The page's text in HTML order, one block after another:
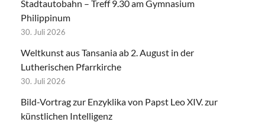
Stadtautobahn – Treff 9.30 am Gymnasium
Philippinum
30. Juli 2026
Weltkunst aus Tansania ab 2. August in der
Lutherischen Pfarrkirche
30. Juli 2026
Bild-Vortrag zur Enzyklika von Papst Leo XIV. zur
künstlichen Intelligenz